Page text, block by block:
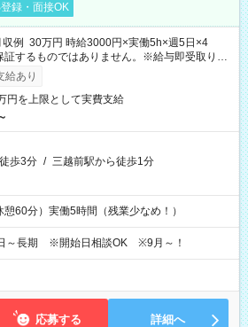
録・面接OK
例 30万円 時給3000円×実働5h×週5日×4
するものではありません。※給与即受取りサ
用条件有）
給あり
円を上限として実費支給
歩3分 / 三越前駅から徒歩1分
60分）実働5時間（残業少なめ！）
～長期 ※開始日相談OK ※9月～！
応募する 詳細へ